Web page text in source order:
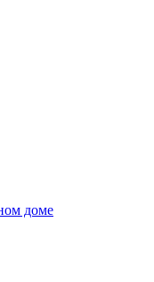
доме